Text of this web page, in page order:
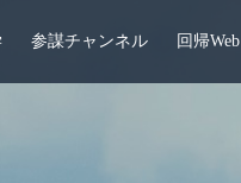
参謀チャンネル 回帰Web